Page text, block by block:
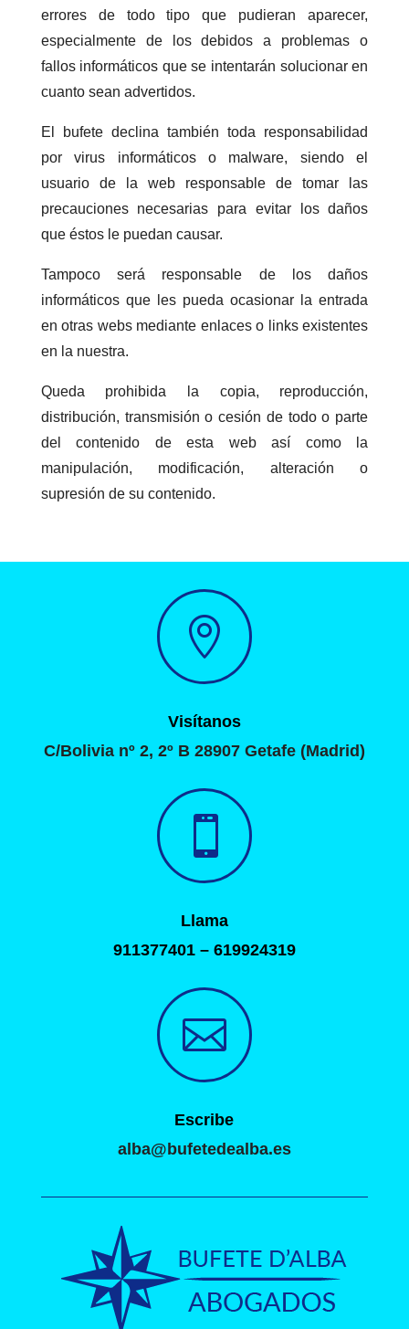
errores de todo tipo que pudieran aparecer,
especialmente de los debidos a problemas o
fallos informáticos que se intentarán solucionar en
cuanto sean advertidos.
El bufete declina también toda responsabilidad
por virus informáticos o malware, siendo el
usuario de la web responsable de tomar las
precauciones necesarias para evitar los daños
que éstos le puedan causar.
Tampoco será responsable de los daños
informáticos que les pueda ocasionar la entrada
en otras webs mediante enlaces o links existentes
en la nuestra.
Queda prohibida la copia, reproducción,
distribución, transmisión o cesión de todo o parte
del contenido de esta web así como la
manipulación, modificación, alteración o
supresión de su contenido.

Visítanos
C/Bolivia nº 2, 2º B 28907 Getafe (Madrid)

Llama
911377401 – 619924319

Escribe
alba@bufetedealba.es